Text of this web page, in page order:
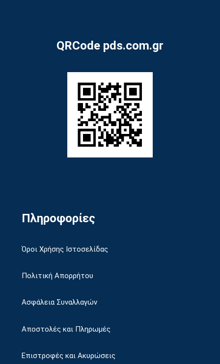
QRCode pds.com.gr
Πληροφορίες
Όροι Χρήσης Ιστοσελίδας
Πολιτική Απορρήτου
Ασφάλεια Συναλλαγών
Αποστολές και Πληρωμές
Επιστροφές και Ακυρώσεις